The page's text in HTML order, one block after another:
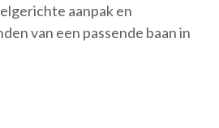
aanpak en
van een passende baan in